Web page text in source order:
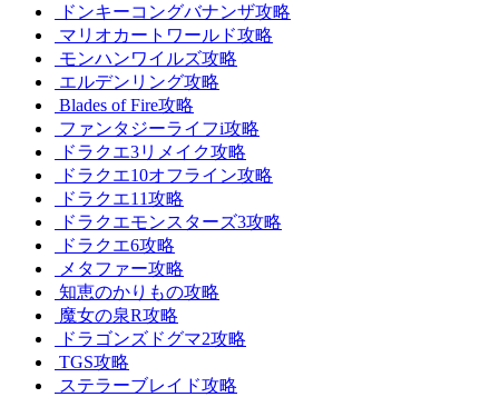
ドンキーコングバナンザ攻略
マリオカートワールド攻略
モンハンワイルズ攻略
エルデンリング攻略
Blades of Fire攻略
ファンタジーライフi攻略
ドラクエ3リメイク攻略
ドラクエ10オフライン攻略
ドラクエ11攻略
ドラクエモンスターズ3攻略
ドラクエ6攻略
メタファー攻略
知恵のかりもの攻略
魔女の泉R攻略
ドラゴンズドグマ2攻略
TGS攻略
ステラーブレイド攻略